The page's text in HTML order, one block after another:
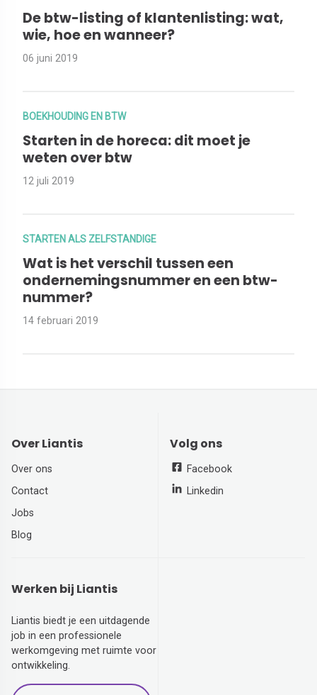
De btw-listing of klantenlisting: wat,
wie, hoe en wanneer?
06 juni 2019
BOEKHOUDING EN BTW
Starten in de horeca: dit moet je
weten over btw
12 juli 2019
STARTEN ALS ZELFSTANDIGE
Wat is het verschil tussen een
ondernemingsnummer en een btw-
nummer?
14 februari 2019
Over Liantis
Over ons
Contact
Jobs
Blog
Volg ons
Facebook
Linkedin
Werken bij Liantis
Liantis biedt je een uitdagende
job in een professionele
werkomgeving met ruimte voor
ontwikkeling.